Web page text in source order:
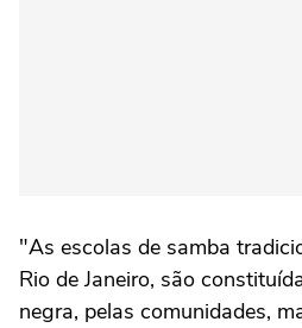
"As escolas de samba
Rio de Janeiro, são
negra, pelas comunidades,